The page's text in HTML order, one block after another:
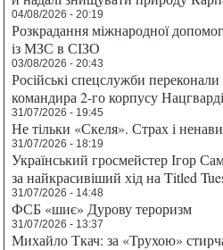
04/08/2026 - 20:19
Розкрадання міжнародної
із МЗС в СІЗО
03/08/2026 - 20:43
Російські спецслужби
командира 2-го корпусу
31/07/2026 - 19:45
Не тільки «Скеля». Страх і
31/07/2026 - 18:19
Український гросмейстер Ігор
за найкрасивіший хід на Titled
31/07/2026 - 14:48
ФСБ «шиє» Дурову тероризм
31/07/2026 - 13:37
Михайло Ткач: за «Трухою»